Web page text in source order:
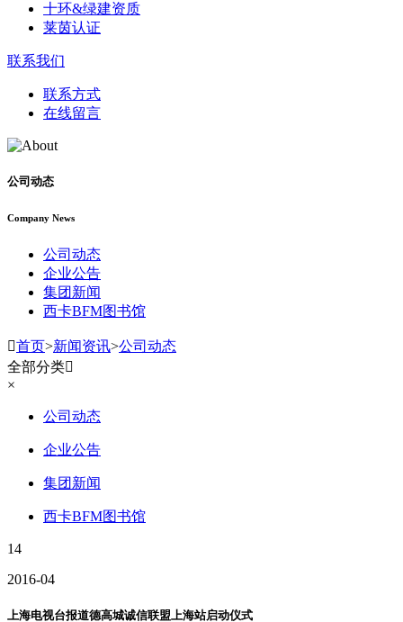
十环&绿建资质
莱茵认证
联系我们
联系方式
在线留言
公司动态
Company News
公司动态
企业公告
集团新闻
西卡BFM图书馆
首页>新闻资讯>公司动态
全部分类
×
公司动态
企业公告
集团新闻
西卡BFM图书馆
14
2016-04
上海电视台报道德高城诚信联盟上海站启动仪式